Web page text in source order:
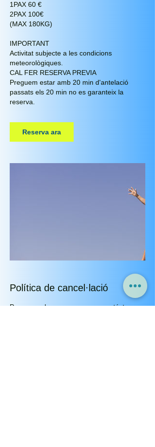
1PAX 60 €
2PAX 100€
(MAX 180KG)
IMPORTANT
Activitat subjecte a les condicions
meteorològiques.
CAL FER RESERVA PREVIA
Preguem estar amb 20 min d'antelació
passats els 20 min no es garanteix la
reserva.
Reserva ara
Política de cancel·lació
Para cancelar o reprogramar, contáctanos